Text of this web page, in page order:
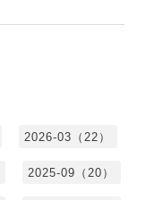
2026-03（22）
2025-09（20）